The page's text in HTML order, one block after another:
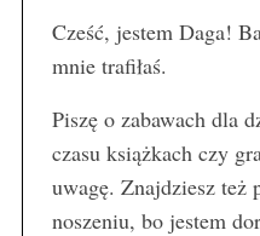
Cześć, jestem Daga!
mnie trafiłaś.
Piszę o zabawach dla
czasu książkach czy
uwagę. Znajdziesz też
noszeniu, bo jestem